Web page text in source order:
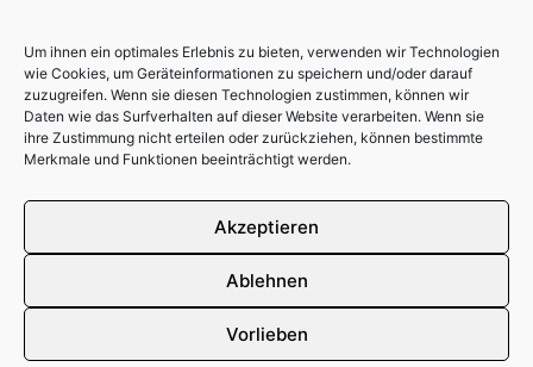
Um ihnen ein optimales Erlebnis zu bieten, verwenden wir Technologien
wie Cookies, um Geräteinformationen zu speichern und/oder darauf
zuzugreifen. Wenn sie diesen Technologien zustimmen, können wir
Daten wie das Surfverhalten auf dieser Website verarbeiten. Wenn sie
ihre Zustimmung nicht erteilen oder zurückziehen, können bestimmte
Merkmale und Funktionen beeinträchtigt werden.
Akzeptieren
Ablehnen
Vorlieben